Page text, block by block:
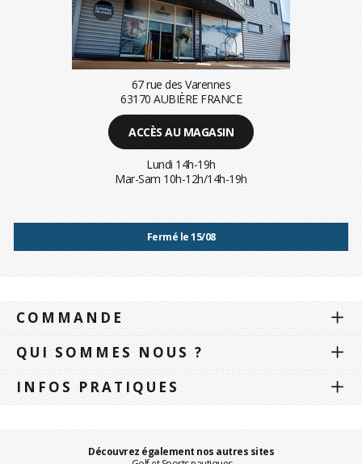
67 rue des Varennes
63170 AUBIÈRE FRANCE
ACCÈS AU MAGASIN
Lundi 14h-19h
Mar-Sam 10h-12h/14h-19h
Fermé le 15/08
COMMANDE
QUI SOMMES NOUS ?
INFOS PRATIQUES
Découvrez également nos autres sites